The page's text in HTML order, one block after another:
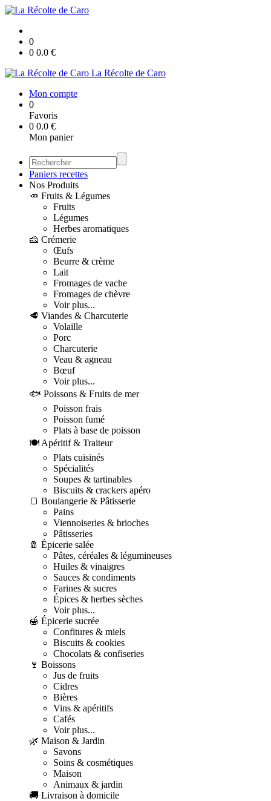
0
0 0.0 €
La Récolte de Caro
Mon compte
0
Favoris
0 0.0 €
Mon panier
Paniers recettes
Nos Produits
🥕 Fruits & Légumes
Fruits
Légumes
Herbes aromatiques
🧀 Crémerie
Œufs
Beurre & crème
Lait
Fromages de vache
Fromages de chèvre
Voir plus...
🥩 Viandes & Charcuterie
Volaille
Porc
Charcuterie
Veau & agneau
Bœuf
Voir plus...
🐟 Poissons & Fruits de mer
Poisson frais
Poisson fumé
Plats à base de poisson
🍽️ Apéritif & Traiteur
Plats cuisinés
Spécialités
Soupes & tartinables
Biscuits & crackers apéro
🍞 Boulangerie & Pâtisserie
Pains
Viennoiseries & brioches
Pâtisseries
🧂 Épicerie salée
Pâtes, céréales & légumineuses
Huiles & vinaigres
Sauces & condiments
Farines & sucres
Épices & herbes sèches
Voir plus...
🍯 Épicerie sucrée
Confitures & miels
Biscuits & cookies
Chocolats & confiseries
🍷 Boissons
Jus de fruits
Cidres
Bières
Vins & apéritifs
Cafés
Voir plus...
🌿 Maison & Jardin
Savons
Soins & cosmétiques
Maison
Animaux & jardin
🚚 Livraison à domicile